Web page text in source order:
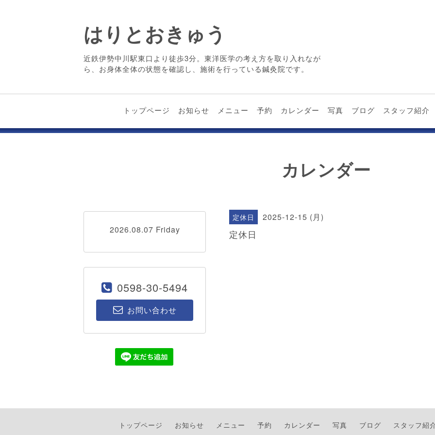
はりとおきゅう
近鉄伊勢中川駅東口より徒歩3分。東洋医学の考え方を取り入れなが
ら、お身体全体の状態を確認し、施術を行っている鍼灸院です。
トップページ お知らせ メニュー 予約 カレンダー 写真 ブログ スタッフ紹介
カレンダー
定休日 2025-12-15 (月)
定休日
2026.08.07 Friday
0598-30-5494
お問い合わせ
トップページ お知らせ メニュー 予約 カレンダー 写真 ブログ スタッフ紹